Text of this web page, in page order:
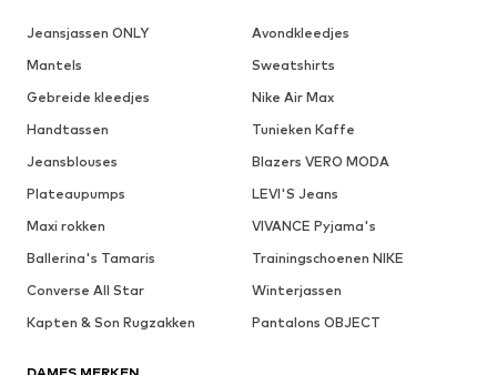
Jeansjassen ONLY
Avondkleedjes
Mantels
Sweatshirts
Gebreide kleedjes
Nike Air Max
Handtassen
Tunieken Kaffe
Jeansblouses
Blazers VERO MODA
Plateaupumps
LEVI'S Jeans
Maxi rokken
VIVANCE Pyjama's
Ballerina's Tamaris
Trainingschoenen NIKE
Converse All Star
Winterjassen
Kapten & Son Rugzakken
Pantalons OBJECT